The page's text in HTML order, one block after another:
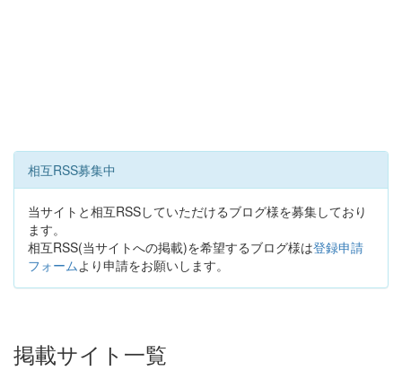
相互RSS募集中
当サイトと相互RSSしていただけるブログ様を募集しており
ます。
相互RSS(当サイトへの掲載)を希望するブログ様は登録申請
フォームより申請をお願いします。
掲載サイト一覧